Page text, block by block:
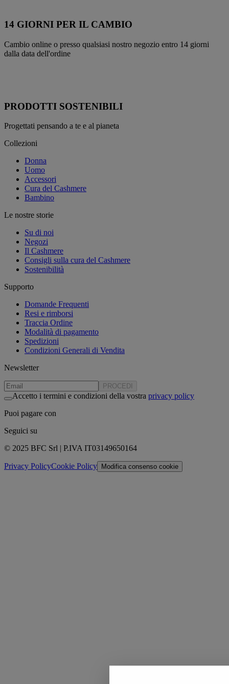
14 GIORNI PER IL CAMBIO
Cambio online o presso qualsiasi nostro negozio entro 14 giorni
dalla data dell'ordine
PRODOTTI SOSTENIBILI
Progettati pensando a te e al pianeta
Collezioni
Donna
Uomo
Accessori
Cura del Cashmere
Bambino
Le nostre storie
Su di noi
Negozi
Il Cashmere
Consigli sulla cura del Cashmere
Sostenibilità
Supporto
Domande Frequenti
Resi e rimborsi
Traccia Ordine
Modalità di pagamento
Spedizioni
Condizioni Generali di Vendita
Newsletter
PROCEDI
Accetto i termini e condizioni della vostra privacy policy
Puoi pagare con
Seguici su
© 2025 BFC Srl | P.IVA IT03149650164
Privacy PolicyCookie Policy Modifica consenso cookie